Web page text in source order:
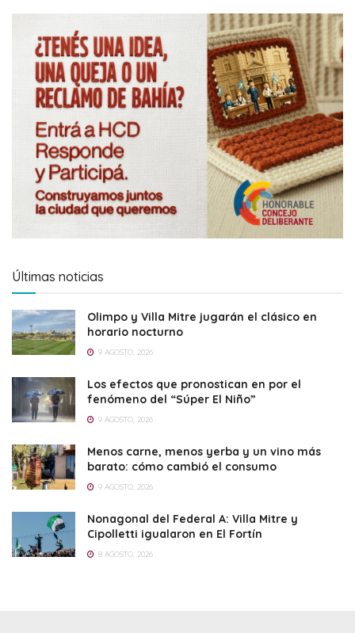
Últimas noticias
Olimpo y Villa Mitre jugarán el clásico en
horario nocturno
9 AGOSTO, 2026
Los efectos que pronostican en por el
fenómeno del “Súper El Niño”
9 AGOSTO, 2026
Menos carne, menos yerba y un vino más
barato: cómo cambió el consumo
9 AGOSTO, 2026
Nonagonal del Federal A: Villa Mitre y
Cipolletti igualaron en El Fortín
8 AGOSTO, 2026